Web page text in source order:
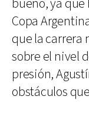
bueno, ya que
Copa
que la carrera
sobre el nivel
presión,
obstáculos